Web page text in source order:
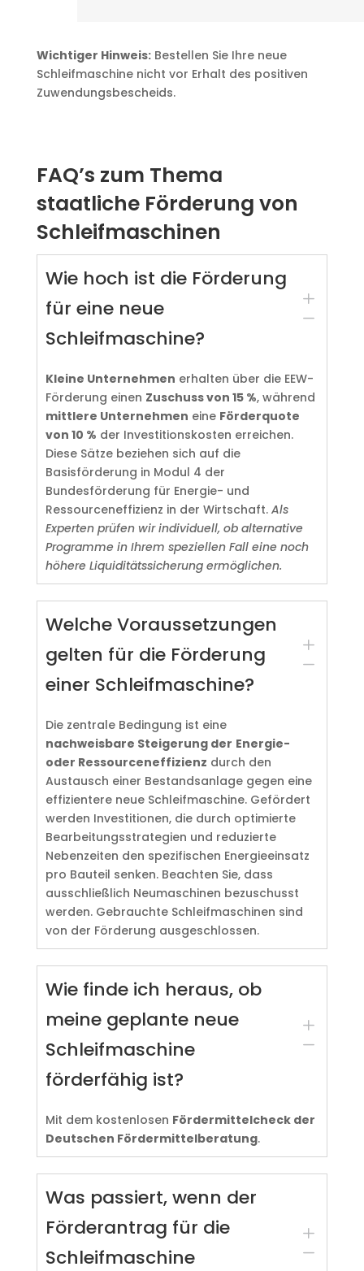
Wichtiger Hinweis:Bestellen Sie Ihre neue
Schleifmaschine nicht vor Erhalt des positiven
Zuwendungsbescheids.
FAQ’s zum Thema
staatliche Förderung von
Schleifmaschinen
Wie hoch ist die Förderung
für eine neue
Schleifmaschine?
L
K
Kleine Unternehmen erhalten über die EEW-
Förderung einen Zuschuss von 15 %, während
mittlere Unternehmen eine Förderquote
von 10 % der Investitionskosten erreichen.
Diese Sätze beziehen sich auf die
Basisförderung in Modul 4 der
Bundesförderung für Energie- und
Ressourceneffizienz in der Wirtschaft. Als
Experten prüfen wir individuell, ob alternative
Programme in Ihrem speziellen Fall eine noch
höhere Liquiditätssicherung ermöglichen.
Welche Voraussetzungen
gelten für die Förderung
einer Schleifmaschine?
L
K
Die zentrale Bedingung ist eine
nachweisbare Steigerung der Energie-
oder Ressourceneffizienz durch den
Austausch einer Bestandsanlage gegen eine
effizientere neue Schleifmaschine. Gefördert
werden Investitionen, die durch optimierte
Bearbeitungsstrategien und reduzierte
Nebenzeiten den spezifischen Energieeinsatz
pro Bauteil senken. Beachten Sie, dass
ausschließlich Neumaschinen bezuschusst
werden. Gebrauchte Schleifmaschinen sind
von der Förderung ausgeschlossen.
Wie finde ich heraus, ob
meine geplante neue
Schleifmaschine
förderfähig ist?
L
K
Mit dem kostenlosen Fördermittelcheck der
Deutschen Fördermittelberatung.
Was passiert, wenn der
Förderantrag für die
Schleifmaschine
L
K